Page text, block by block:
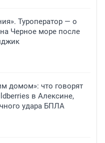
Туроператор — о
Черное море после
домом»: что говорят
в Алексине,
удара БПЛА